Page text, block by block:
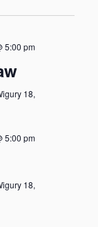
5:00 pm
18,
5:00 pm
18,